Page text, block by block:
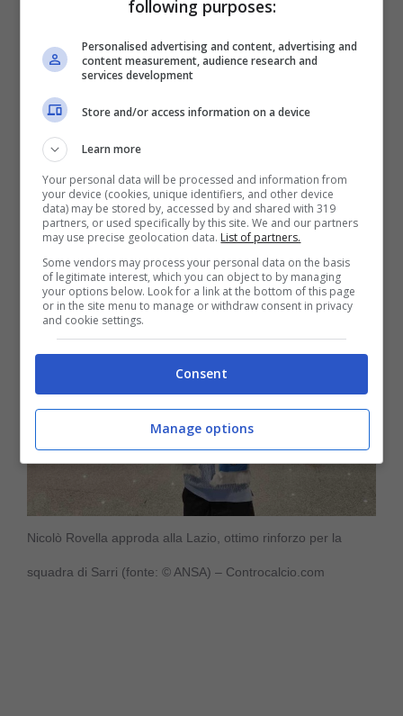
svelato su uno dei ceduti:
voleva trattenerlo in
bianconero
C’era un giocatore, tra quelli che hanno
lasciato la
Continassa
in questi giorni, che
secondo Allegri poteva eccome fare al caso
della Vecchia Signora.
Nicolò Rovella approda alla Lazio, ottimo rinforzo per la
squadra di Sarri (fonte: © ANSA) – Controcalcio.com
following purposes:
Personalised advertising and content, advertising and
content measurement, audience research and
services development
Store and/or access information on a device
Learn more
Your personal data will be processed and information from
your device (cookies, unique identifiers, and other device
data) may be stored by, accessed by and shared with 319
partners, or used specifically by this site. We and our partners
may use precise geolocation data. List of partners.
Some vendors may process your personal data on the basis
of legitimate interest, which you can object to by managing
your options below. Look for a link at the bottom of this page
or in the site menu to manage or withdraw consent in privacy
and cookie settings.
Consent
Manage options